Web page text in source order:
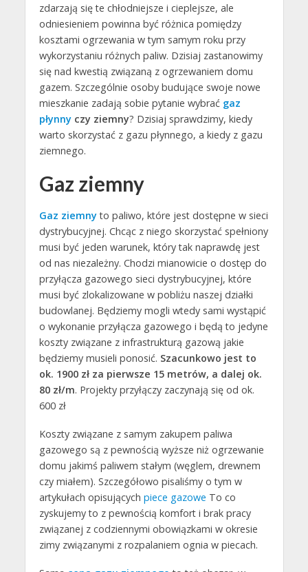
zdarzają się te chłodniejsze i cieplejsze, ale
odniesieniem powinna być różnica pomiędzy
kosztami ogrzewania w tym samym roku przy
wykorzystaniu różnych paliw. Dzisiaj zastanowimy
się nad kwestią związaną z ogrzewaniem domu
gazem. Szczególnie osoby budujące swoje nowe
mieszkanie zadają sobie pytanie wybrać gaz
płynnyczy ziemny? Dzisiaj sprawdzimy, kiedy
warto skorzystać z gazu płynnego, a kiedy z gazu
ziemnego.
Gaz ziemny
Gaz ziemnyto paliwo, które jest dostępne w sieci
dystrybucyjnej. Chcąc z niego skorzystać spełniony
musi być jeden warunek, który tak naprawdę jest
od nas niezależny. Chodzi mianowicie o dostęp do
przyłącza gazowego sieci dystrybucyjnej, które
musi być zlokalizowane w pobliżu naszej działki
budowlanej. Będziemy mogli wtedy sami wystąpić
o wykonanie przyłącza gazowego i będą to jedyne
koszty związane z infrastrukturą gazową jakie
będziemy musieli ponosić. Szacunkowo jest to
ok. 1900 zł za pierwsze 15 metrów, a dalej ok.
80 zł/m. Projekty przyłączy zaczynają się od ok.
600 zł
Koszty związane z samym zakupem paliwa
gazowego są z pewnością wyższe niż ogrzewanie
domu jakimś paliwem stałym (węglem, drewnem
czy miałem). Szczegółowo pisaliśmy o tym w
artykułach opisujących piece gazowe To co
zyskujemy to z pewnością komfort i brak pracy
związanej z codziennymi obowiązkami w okresie
zimy związanymi z rozpalaniem ognia w piecach.